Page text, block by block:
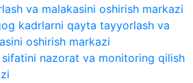
va malakasini oshirish markazi
kadrlarni qayta tayyorlash va
oshirish markazi
sifatini nazorat va monitoring qilish